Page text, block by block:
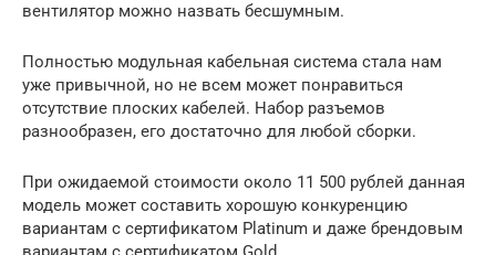
вентилятор можно назвать бесшумным.
Полностью модульная кабельная система стала нам
уже привычной, но не всем может понравиться
отсутствие плоских кабелей. Набор разъемов
разнообразен, его достаточно для любой сборки.
При ожидаемой стоимости около 11 500 рублей данная
модель может составить хорошую конкуренцию
вариантам с сертификатом Platinum и даже брендовым